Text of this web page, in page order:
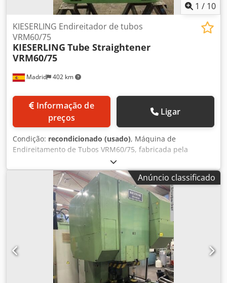
1 / 10
Madrid 402 km
KIESERLING Endireitador de tubos
VRM60/75
KIESERLING Tube Straightener
VRM60/75
preços
Ligar
Condição: recondicionado (usado), Máquina de
Endireitamento de Tubos VRM60/75, fabricada pela
KIESERLING. Diâmetro do tubo: 8–60 ou 14–75 mm.
Comprimento do tubo: Depende dos acessórios (mesa de
carga, canais). Mínimo 0,5 m. A relação
diâmetro/espessura depende da tensão de escoamento.
Exemplo: - 300 N/mm² = Máx. 6,5 mm - 400 N/mm² = Máx.
5,7 mm - 500 N/mm² = Máx. 5,1 mm Dcodpfx Asvtpghedzek
- 600 N/mm² = Máx. 4,7 mm *As quatro primeiras fotos são
exemplos de modernizações de máquinas semelhantes
que podemos oferecer, caso haja interesse. As fotos a
seguir mostram a máquina em seu estado atual. Diâmetro
do tubo: 8–60 ou 14–75 mm Comprimento do tubo:
Depende dos acessórios (mesa de carga, canais). Mínimo
Anúncio classificado